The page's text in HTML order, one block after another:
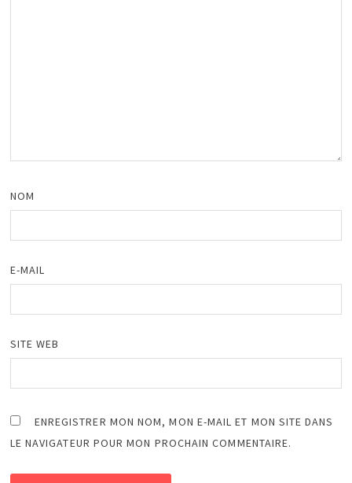
NOM
E-MAIL
SITE WEB
ENREGISTRER MON NOM, MON E-MAIL ET MON SITE DANS
LE NAVIGATEUR POUR MON PROCHAIN COMMENTAIRE.